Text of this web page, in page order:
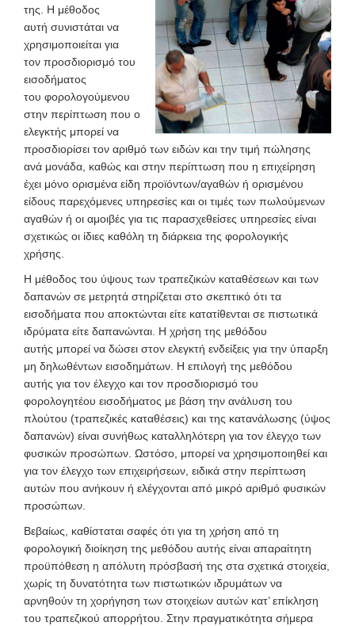
της. Η μέθοδος
αυτή συνιστάται να
χρησιμοποιείται για
τον προσδιορισμό του
εισοδήματος
του φορολογούμενου
στην περίπτωση που ο
ελεγκτής μπορεί να
προσδιορίσει τον αριθμό των ειδών και την τιμή πώλησης
ανά μονάδα, καθώς και στην περίπτωση που η επιχείρηση
έχει μόνο ορισμένα είδη προϊόντων/αγαθών ή ορισμένου
είδους παρεχόμενες υπηρεσίες και οι τιμές των πωλούμενων
αγαθών ή οι αμοιβές για τις παρασχεθείσες υπηρεσίες είναι
σχετικώς οι ίδιες καθόλη τη διάρκεια της φορολογικής
χρήσης.
Η μέθοδος του ύψους των τραπεζικών καταθέσεων και των
δαπανών σε μετρητά στηρίζεται στο σκεπτικό ότι τα
εισοδήματα που αποκτώνται είτε κατατίθενται σε πιστωτικά
ιδρύματα είτε δαπανώνται. Η χρήση της μεθόδου
αυτής μπορεί να δώσει στον ελεγκτή ενδείξεις για την ύπαρξη
μη δηλωθέντων εισοδημάτων. Η επιλογή της μεθόδου
αυτής για τον έλεγχο και τον προσδιορισμό του
φορολογητέου εισοδήματος με βάση την ανάλυση του
πλούτου (τραπεζικές καταθέσεις) και της κατανάλωσης (ύψος
δαπανών) είναι συνήθως καταλληλότερη για τον έλεγχο των
φυσικών προσώπων. Ωστόσο, μπορεί να χρησιμοποιηθεί και
για τον έλεγχο των επιχειρήσεων, ειδικά στην περίπτωση
αυτών που ανήκουν ή ελέγχονται από μικρό αριθμό φυσικών
προσώπων.
Βεβαίως, καθίσταται σαφές ότι για τη χρήση από τη
φορολογική διοίκηση της μεθόδου αυτής είναι απαραίτητη
προϋπόθεση η απόλυτη πρόσβασή της στα σχετικά στοιχεία,
χωρίς τη δυνατότητα των πιστωτικών ιδρυμάτων να
αρνηθούν τη χορήγηση των στοιχείων αυτών κατ’ επίκληση
του τραπεζικού απορρήτου. Στην πραγματικότητα σήμερα